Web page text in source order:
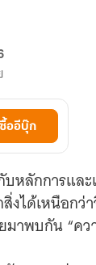
ซื้ออีบุ๊ก
หลักการแล
งได้เหนือกว่
มาพบกัน “ค